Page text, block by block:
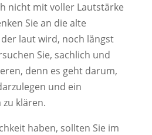
nicht mit voller Lautstärke
Sie an die alte
laut wird, noch längst
Sie, sachlich und
denn es geht darum,
und ein
klären.
haben, sollten Sie im